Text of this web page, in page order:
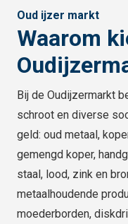
Oud ijzer markt
Waarom
Bij de Oudijzermarkt
schroot en diverse
geld: oud metaal,
gemengd koper,
staal, lood, zink en
metaalhoudende
moederborden,